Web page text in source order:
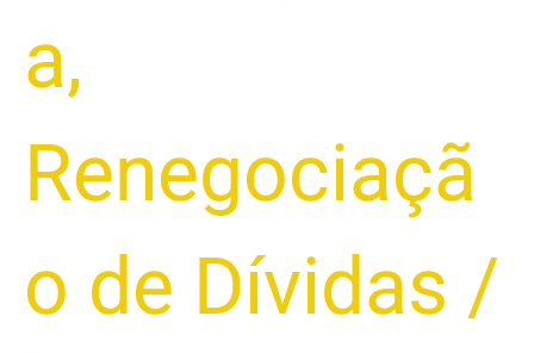
a,
Renegociaçã
o de Dívidas /